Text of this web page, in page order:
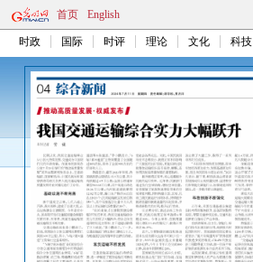
首页 English
时政 国际 时评 理论 文化 科技